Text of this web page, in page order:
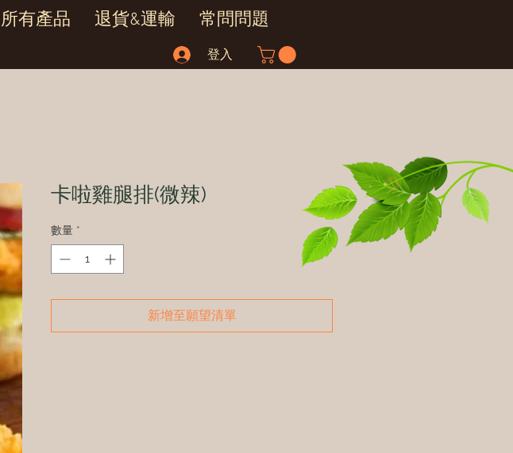
所有產品 退貨&運輸 常問問題
登入
卡啦雞腿排(微辣)
數量 *
新增至願望清單